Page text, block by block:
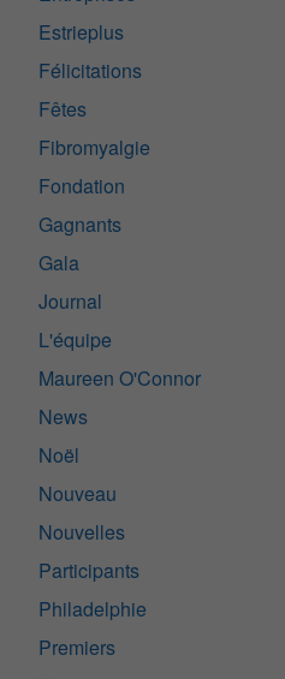
Estrieplus
Félicitations
Fêtes
Fibromyalgie
Fondation
Gagnants
Gala
Journal
L'équipe
Maureen O'Connor
News
Noël
Nouveau
Nouvelles
Participants
Philadelphie
Premiers